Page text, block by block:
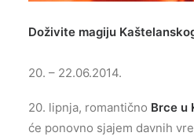
Doživite magiju
20. – 22.06.2014.
20. lipnja, romantično Brce u
će ponovno sjajem davnih